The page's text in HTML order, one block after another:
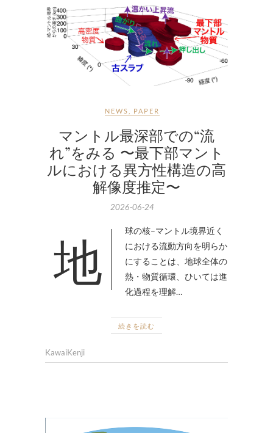
NEWS PAPER
マントル最深部での“流
れ”をみる 〜最下部マント
ルにおける異方性構造の高
解像度推定〜
2026-06-24
地球の核–マントル境界近く
における流動方向を明らか
にすることは、地球全体の
熱・物質循環、ひいては進
化過程を理解…
続きを読む
KawaiKenji